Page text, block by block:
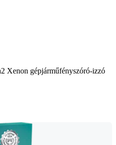
Xenon gépjárműfényszóró-izzó